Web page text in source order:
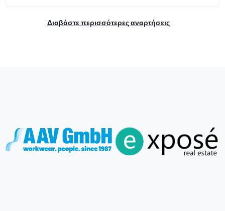
Διαβάστε περισσότερες αναρτήσεις